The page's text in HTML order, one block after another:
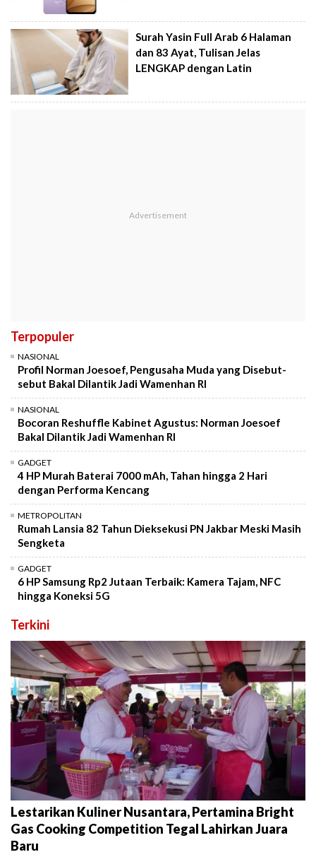
Surah Yasin Full Arab 6 Halaman
dan 83 Ayat, Tulisan Jelas
LENGKAP dengan Latin
Terpopuler
NASIONAL
Profil Norman Joesoef, Pengusaha Muda yang Disebut-
sebut Bakal Dilantik Jadi Wamenhan RI
NASIONAL
Bocoran Reshuffle Kabinet Agustus: Norman Joesoef
Bakal Dilantik Jadi Wamenhan RI
GADGET
4 HP Murah Baterai 7000 mAh, Tahan hingga 2 Hari
dengan Performa Kencang
METROPOLITAN
Rumah Lansia 82 Tahun Dieksekusi PN Jakbar Meski Masih
Sengketa
GADGET
6 HP Samsung Rp2 Jutaan Terbaik: Kamera Tajam, NFC
hingga Koneksi 5G
Terkini
Lestarikan Kuliner Nusantara, Pertamina Bright
Gas Cooking Competition Tegal Lahirkan Juara
Baru